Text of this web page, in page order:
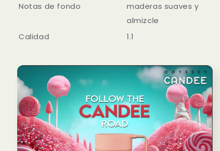
Notas de fondo
maderas suaves y
almizcle
Calidad
1.1